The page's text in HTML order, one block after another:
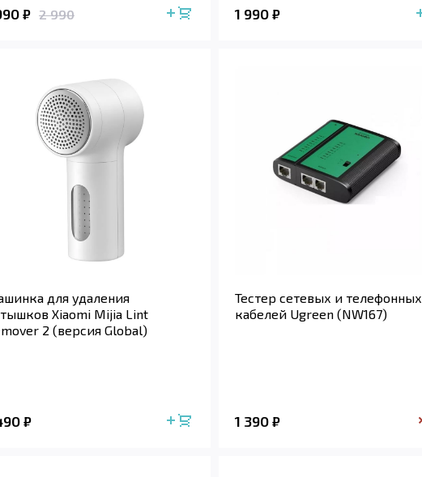
₽ 2 990 1 990 ₽
для удаления
Xiaomi Mijia Lint
2 (версия Global)
₽
Тестер сетевых и телефонных
кабелей Ugreen (NW167)
1 390 ₽